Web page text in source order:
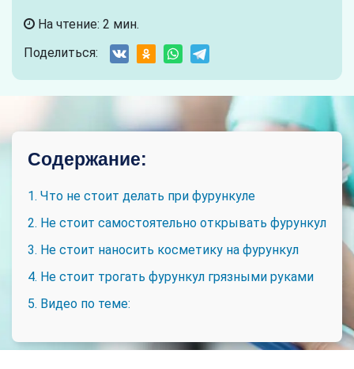
На чтение: 2 мин.
Поделиться:
Содержание:
1. Что не стоит делать при фурункуле
2. Не стоит самостоятельно открывать фурункул
3. Не стоит наносить косметику на фурункул
4. Не стоит трогать фурункул грязными руками
5. Видео по теме: